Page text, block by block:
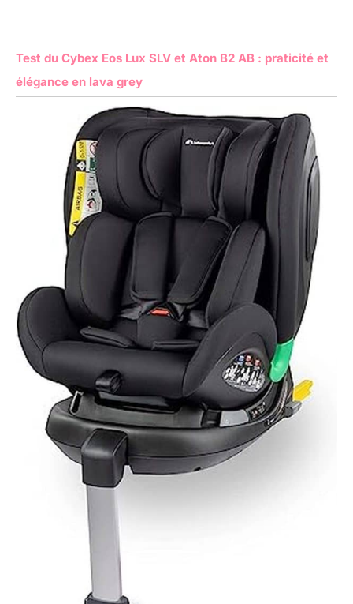
Test du Cybex Eos Lux SLV et Aton B2 AB : praticité et
élégance en lava grey